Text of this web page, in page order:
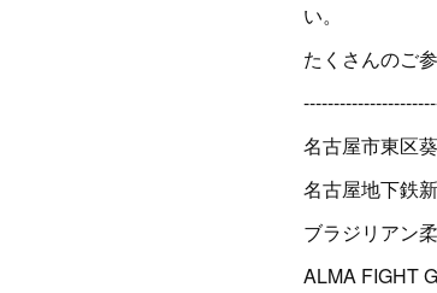
い。
たくさんのご
名古屋市東区
名古屋地下鉄
ブラジリアン
ALMA FIGHT